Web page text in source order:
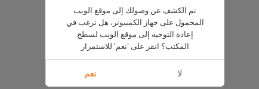
تم الكشف عن وصولك إلى موقع الويب
المحمول على جهاز الكمبيوتر، هل ترغب في
إعادة التوجيه إلى موقع الويب لسطح
المكتب؟ انقر على 'نعم' للاستمرار
لا نعم